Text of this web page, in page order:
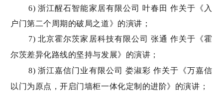
6) 浙江醒石智能家居有限公司 叶春田 作关于《入
户门第二个周期的破局之道》的演讲；
7) 北京霍尔茨家居科技有限公司 张通 作关于《霍
尔茨差异化路线的坚持与发展》的演讲；
8) 浙江嘉信门业有限公司 娄淑彩 作关于《万嘉信
以门为原点，开启门墙柜一体化定制的进阶》的演讲；